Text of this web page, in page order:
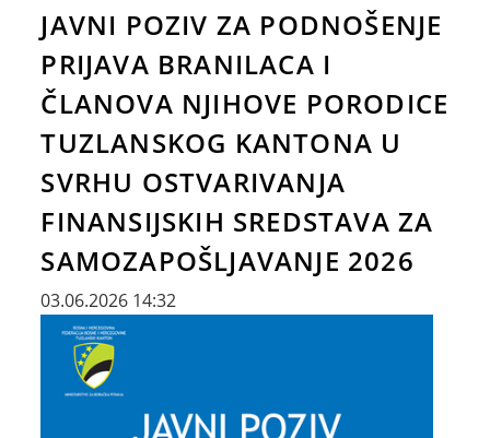
JAVNI POZIV ZA PODNOŠENJE
PRIJAVA BRANILACA I
ČLANOVA NJIHOVE PORODICE
TUZLANSKOG KANTONA U
SVRHU OSTVARIVANJA
FINANSIJSKIH SREDSTAVA ZA
SAMOZAPOŠLJAVANJE 2026
03.06.2026 14:32
JAVNE NABAVKE